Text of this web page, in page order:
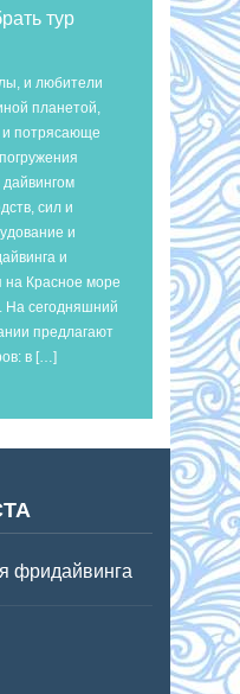
тур
и любители
планетой,
и потрясающе
сил и
и
и
на Красное море
На сегодняшний
предлагают
в […]
фридайвинга